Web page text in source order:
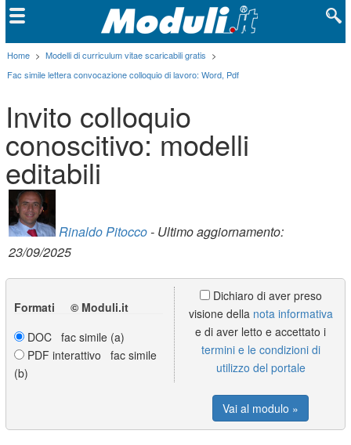
Home > Modelli di curriculum vitae scaricabili gratis >
Fac simile lettera convocazione colloquio di lavoro: Word, Pdf
Invito colloquio
conoscitivo: modelli
editabili
Rinaldo Pitocco- Ultimo aggiornamento:
23/09/2025
Formati © Moduli.it
DOC fac simile (a)
PDF interattivo fac simile
(b)
Dichiaro di aver preso
visione della nota informativa
e di aver letto e accettato i
termini e le condizioni di
utilizzo del portale
Vai al modulo »